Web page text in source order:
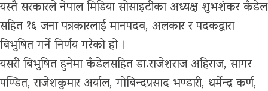
यस्तै सरकारले नेपाल मिडिया सोसाइटीका अध्यक्ष शुभशंकर कँडेल
सहित १६ जना पत्रकारलाई मानपदव, अलकार र पदकद्वारा
बिभुषित गर्ने निर्णय गरेको हो ।
यसरी बिभुषित हुनेमा कँडेलसहित डा.राजेशराज अहिराज, सागर
पण्डित, राजेशकुमार अर्याल, गोबिन्दप्रसाद भण्डारी, धर्मेन्द्र कर्ण,